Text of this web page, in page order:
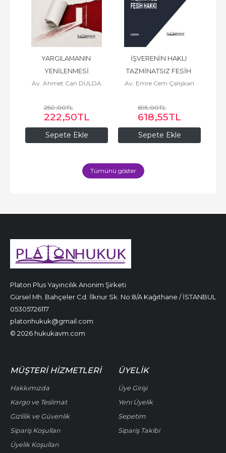
Sepete Ekle
YARGILAMANIN
YENİLENMESİ
Av. Ahmet Can DULDA
250,00TL
222,50TL
Sepete Ekle
İŞVERENİN HAKLI
TAZMİNATSIZ FESİH
HAKKI
Av. Emre Cem Çalışkan
695,00TL
618,55TL
Tümünü göster
Platon Plus Yayıncılık Anonim Şirketi
Gürsel Mh. Bahçeler Cd. İlknur Sk. No:8/A Kağıthane / İSTANBUL
05305726117
platonhukuk@gmail.com
© 2026 hukukavm.com
MÜŞTERI HIZMETLERI
Hakkımızda
Kargo ve Teslimat
Gizlilik ve Güvenlik
Sipariş Koşulları
Üyelik Koşulları
ÜYELIK
Üye Girişi
Yeni Üyelik
Sepetim
Sipariş Takibi